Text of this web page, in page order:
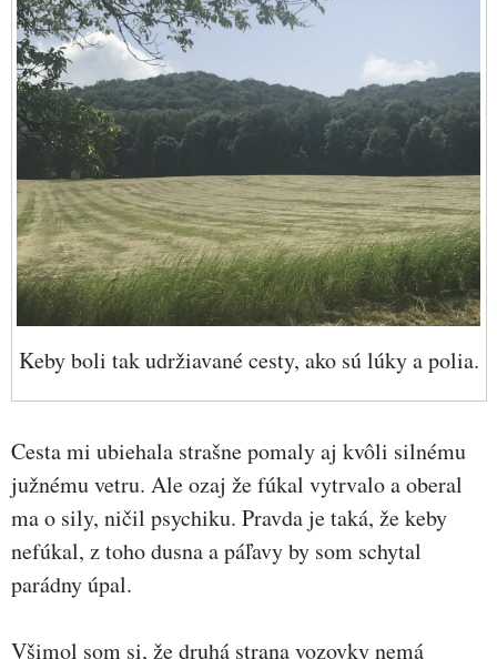
Keby boli tak udržiavané cesty, ako sú lúky a polia.
Cesta mi ubiehala strašne pomaly aj kvôli silnému
južnému vetru. Ale ozaj že fúkal vytrvalo a oberal
ma o sily, ničil psychiku. Pravda je taká, že keby
nefúkal, z toho dusna a páľavy by som schytal
parádny úpal.
Všimol som si, že druhá strana vozovky nemá